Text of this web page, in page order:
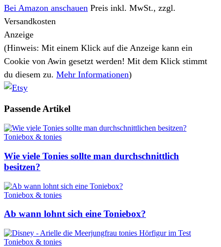
Bei Amazon anschauen Preis inkl. MwSt., zzgl.
Versandkosten
Anzeige
(Hinweis: Mit einem Klick auf die Anzeige kann ein
Cookie von Awin gesetzt werden! Mit dem Klick stimmt
du diesem zu. Mehr Informationen)
PassendeArtikel
Toniebox & tonies
Wie viele Tonies sollte man durchschnittlich
besitzen?
Toniebox & tonies
Ab wann lohnt sich eine Toniebox?
Toniebox & tonies